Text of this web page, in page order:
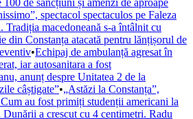
100 de sancțiuni și amenzi de aproape
spectacol spectaculos pe Faleza
macedoneană s-a întâlnit cu
din Constanța atacată pentru lănțișorul de
•Echipaj de ambulanță agresat în
iar autosanitara a fost
anunț despre Unitatea 2 de la
câștigate”•„Astăzi la Constanța”,
au fost primiți studenții americani la
a crescut cu 4 centimetri. Radu